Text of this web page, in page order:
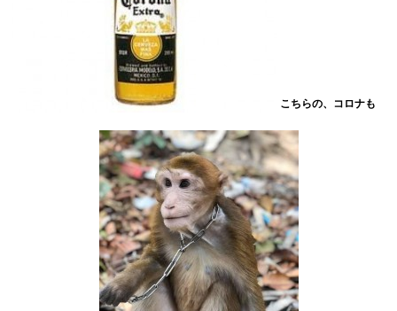
こちらの、コロナも